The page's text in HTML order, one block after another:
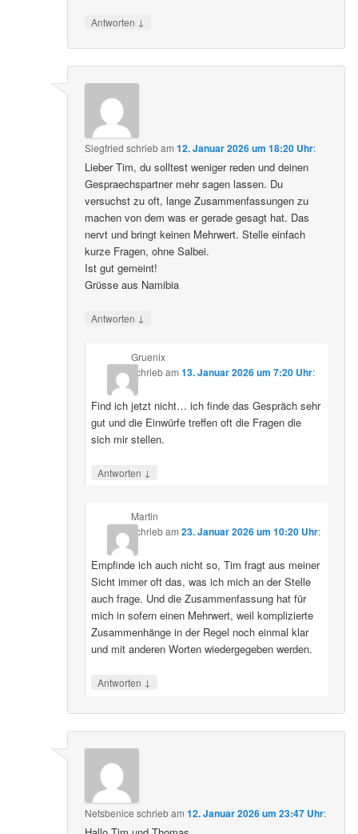
Antworten ↓
Siegfried schriebam12. Januar 2026 um 18:20 Uhr:
Lieber Tim, du solltest weniger reden und deinen
Gespraechspartner mehr sagen lassen. Du
versuchst zu oft, lange Zusammenfassungen zu
machen von dem was er gerade gesagt hat. Das
nervt und bringt keinen Mehrwert. Stelle einfach
kurze Fragen, ohne Salbei.
Ist gut gemeint!
Grüsse aus Namibia
Antworten ↓
Gruenix
schriebam 13. Januar 2026 um 7:20 Uhr:
Find ich jetzt nicht… ich finde das Gespräch sehr
gut und die Einwürfe treffen oft die Fragen die
sich mir stellen.
Antworten ↓
Martin
schriebam 23. Januar 2026 um 10:20 Uhr:
Empfinde ich auch nicht so, Tim fragt aus meiner
Sicht immer oft das, was ich mich an der Stelle
auch frage. Und die Zusammenfassung hat für
mich in sofern einen Mehrwert, weil komplizierte
Zusammenhänge in der Regel noch einmal klar
und mit anderen Worten wiedergegeben werden.
Antworten ↓
Netsbenice schriebam12. Januar 2026 um 23:47 Uhr: